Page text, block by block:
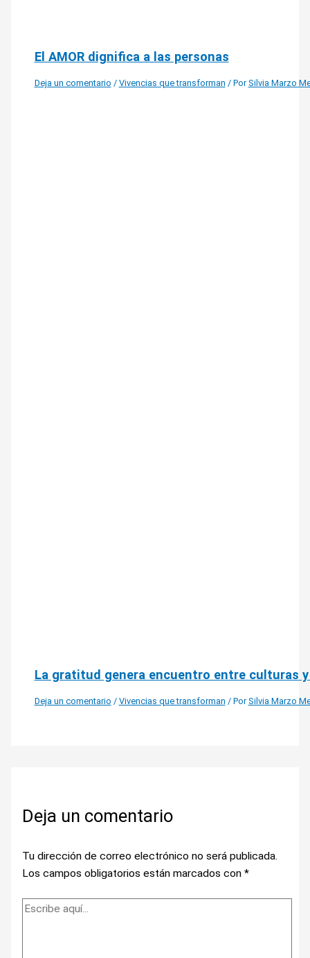
El AMOR dignifica a las personas
Deja un comentario / Vivencias que transforman / Por Silvia Marzo
La gratitud genera encuentro entre culturas
Deja un comentario / Vivencias que transforman / Por Silvia Marzo
Deja un comentario
Tu dirección de correo electrónico no será publicada.
Los campos obligatorios están marcados con *